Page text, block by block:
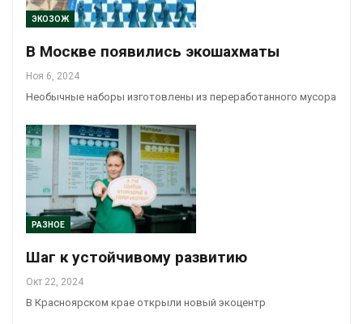
ЭКОЗОЖ
В Москве появились экошахматы
Ноя 6, 2024
Необычные наборы изготовлены из переработанного мусора
РАЗНОЕ
Шаг к устойчивому развитию
Окт 22, 2024
В Красноярском крае открыли новый экоцентр